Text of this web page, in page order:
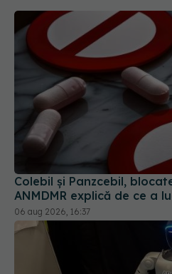
Colebil și Panzcebil,
ANMDMR explică de ce a
06 aug 2026, 16:37